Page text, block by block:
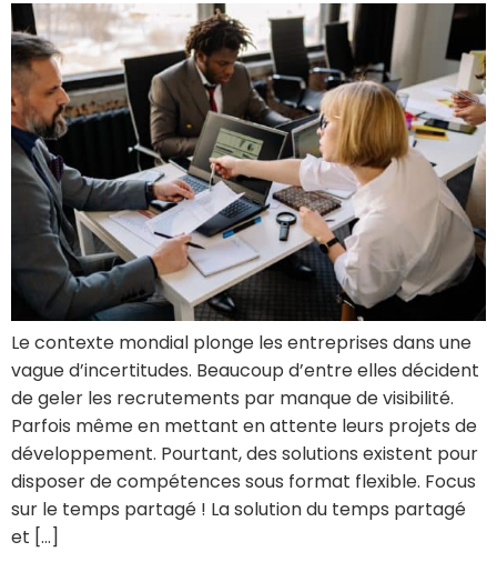
Le contexte mondial plonge les entreprises dans une
vague d’incertitudes. Beaucoup d’entre elles décident
de geler les recrutements par manque de visibilité.
Parfois même en mettant en attente leurs projets de
développement. Pourtant, des solutions existent pour
disposer de compétences sous format flexible. Focus
sur le temps partagé ! La solution du temps partagé
et […]